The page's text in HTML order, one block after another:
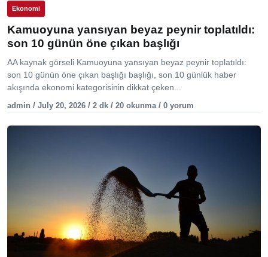
Ekonomi
Kamuoyuna yansıyan beyaz peynir toplatıldı:
son 10 günün öne çıkan başlığı
AA kaynak görseli Kamuoyuna yansıyan beyaz peynir toplatıldı:
son 10 günün öne çıkan başlığı başlığı, son 10 günlük haber
akışında ekonomi kategorisinin dikkat çeken...
admin / July 20, 2026 / 2 dk / 20 okunma / 0 yorum